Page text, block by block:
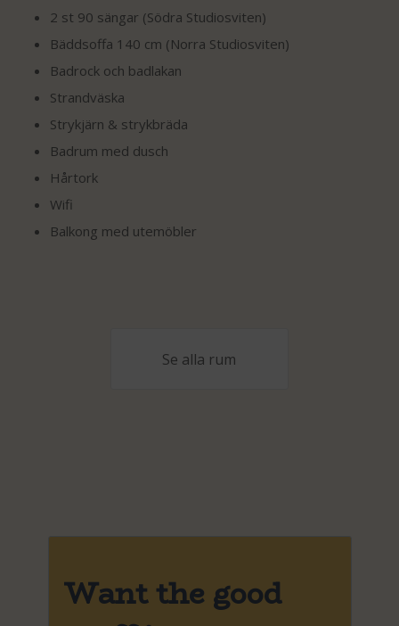
2 st 90 sängar (Södra Studiosviten)
Bäddsoffa 140 cm (Norra Studiosviten)
Badrock och badlakan
Strandväska
Strykjärn & strykbräda
Badrum med dusch
Hårtork
Wifi
Balkong med utemöbler
Se alla rum